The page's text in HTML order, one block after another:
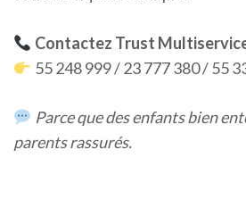
Contactez Trust
55 248 999 / 23 777 380 / 55
Parce que des enfants bien
parents rassurés.